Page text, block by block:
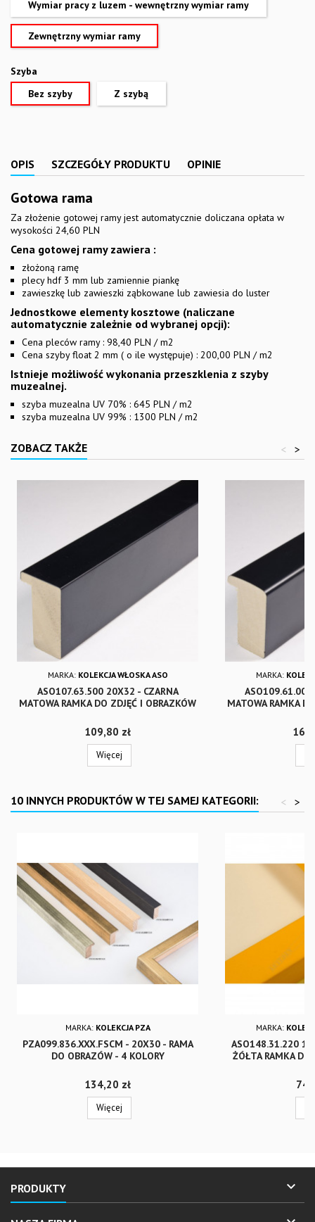
Wymiar pracy z luzem - wewnętrzny wymiar ramy
Zewnętrzny wymiar ramy
Szyba
Bez szyby
Z szybą
OPIS SZCZEGÓŁY PRODUKTU OPINIE
Gotowa rama
Za złożenie gotowej ramy jest automatycznie doliczana opłata w
wysokości 24,60 PLN
Cena gotowej ramy zawiera :
złożoną ramę
plecy hdf 3 mm lub zamiennie piankę
zawieszkę lub zawieszki ząbkowane lub zawiesia do luster
Jednostkowe elementy kosztowe (naliczane
automatycznie zależnie od wybranej opcji):
Cena pleców ramy : 98,40 PLN / m2
Cena szyby float 2 mm ( o ile występuje) : 200,00 PLN / m2
Istnieje możliwość wykonania przeszklenia z szyby
muzealnej.
szyba muzealna UV 70% : 645 PLN / m2
szyba muzealna UV 99% : 1300 PLN / m2
ZOBACZ TAKŻE >
<
MARKA: KOLEKCJA WŁOSKA ASO
ASO107.63.500 20X32 - CZARNA
MATOWA RAMKA DO ZDJĘĆ I OBRAZKÓW
Cena
109,80 zł
Więcej
MARKA:
ASO109.61.000
MATOWA RAMKA
Cena
10 INNYCH PRODUKTÓW W TEJ SAMEJ KATEGORII: >
<
MARKA: KOLEKCJA PZA
PZA099.836.XXX.FSCM - 20X30 - RAMA
DO OBRAZÓW - 4 KOLORY
Cena
134,20 zł
Więcej
MARKA:
ASO148.31.220
ŻÓŁTA RAMKA DO
PRODUKTY 